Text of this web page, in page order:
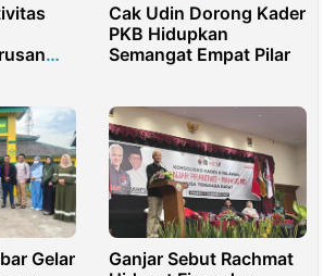
Cak Udin Dorong Kader
PKB Hidupkan
Semangat Empat Pilar
Gelar
Ganjar Sebut Rachmat